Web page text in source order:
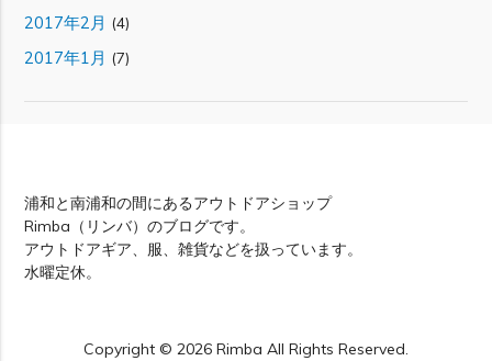
2017年2月 (4)
2017年1月 (7)
浦和と南浦和の間にあるアウトドアショップ
Rimba（リンバ）のブログです。
アウトドアギア、服、雑貨などを扱っています。
水曜定休。
Copyright © 2026 Rimba All Rights Reserved.